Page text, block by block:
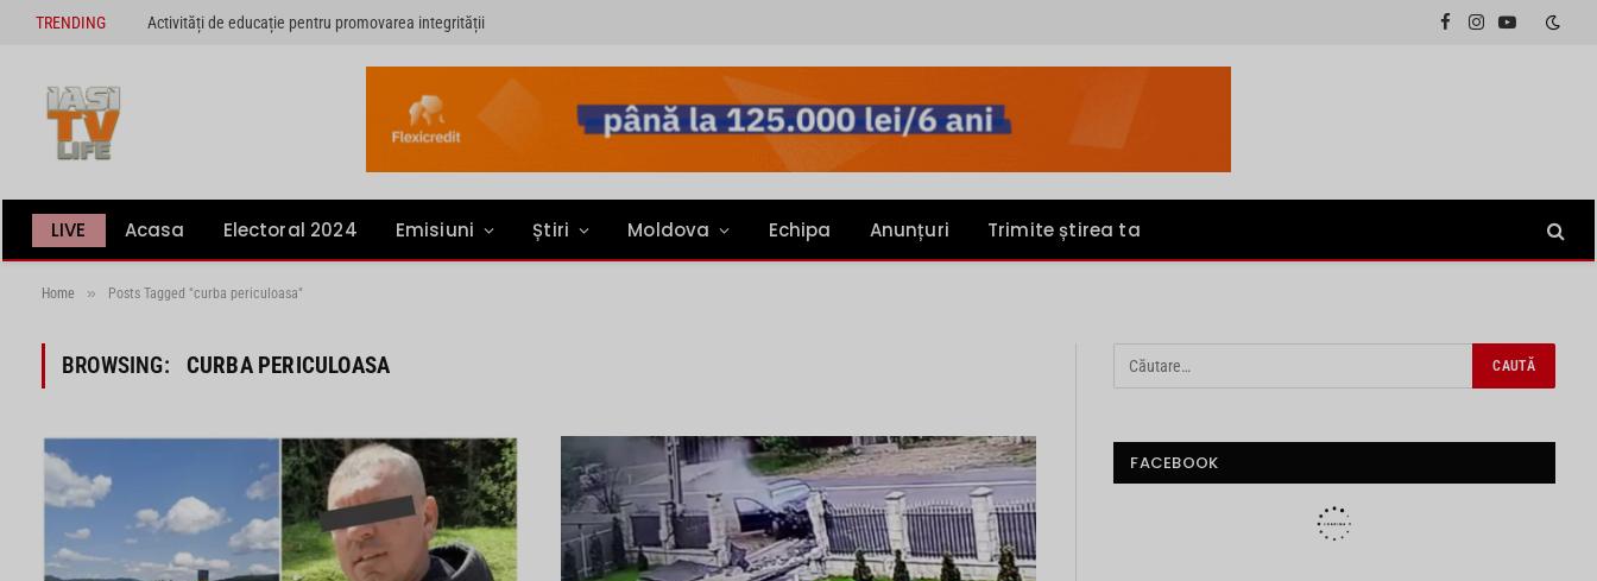
TRENDING Activități de educație pentru promovarea integrității
Facebook
InstagramYouTube
LIVE Acasa Electoral 2024 Emisiuni Știri Moldova Echipa Anunțuri Trimite știrea ta
Home » Posts Tagged "curba periculoasa"
BROWSING: CURBA PERICULOASA
FACEBOOK